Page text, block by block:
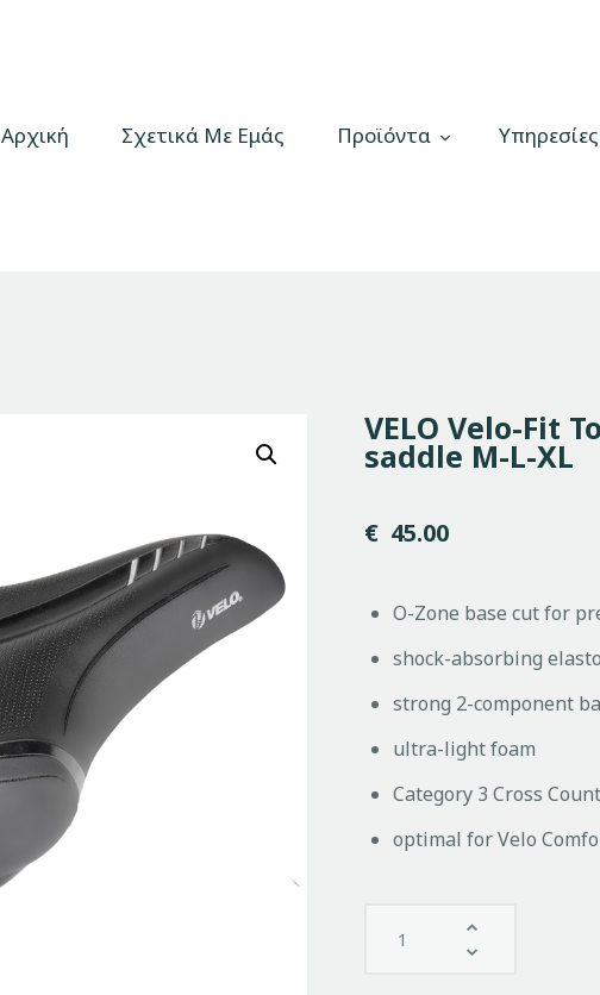
Αρχική Σχετικά Με Εμάς Προϊόντα Υπηρεσίες
Bike Shop & Repair | Εργαστήριο Ποδηλάτων
Προϊόντα
VELO Velo-Fit
saddle M-L-XL
€ 45.00
O-Zone base cut for
shock-absorbing
strong 2-component
ultra-light foam
Category 3 Cross
optimal for Velo